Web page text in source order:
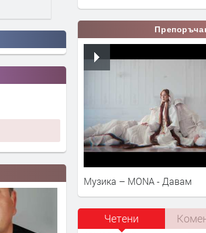
Музика – MONA - Давам
Четени